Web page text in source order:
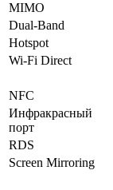
MIMO
Dual-Band
Hotspot
Wi-Fi Direct
NFC
Инфракрасный
порт
RDS
Screen Mirroring